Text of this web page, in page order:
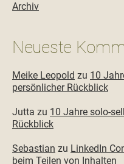
Archiv
Neueste
Meike Leopold zu 10
persönlicher Rückblick
Jutta zu 10 Jahre solo-
Rückblick
Sebastian zu LinkedIn
beim Teilen von Inhalten